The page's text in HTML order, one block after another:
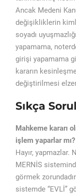
Ancak Medeni
değişikliklerin
soyadı
yapamama,
girişi yapamama
kararın
değiştirilmesi
Sıkça
Mahkeme kararı
işlem yaparlar mı?
Hayır,
MERNİS
görmek
sistemde “EVLİ”